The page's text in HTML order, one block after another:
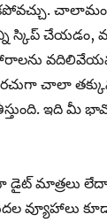
స్కిప్ చేయడం,
చాలా
ఇది మీ
మాత్రలు లేదా
వ్యూహాలు